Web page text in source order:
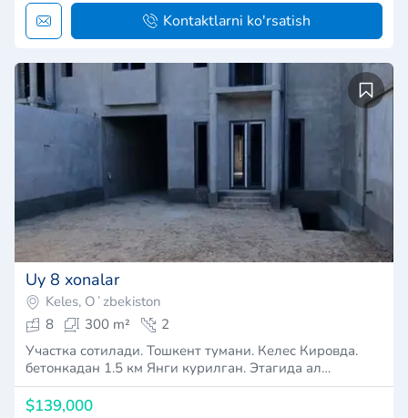
Kontaktlarni ko'rsatish
Uy 8 xonalar
Keles, Oʻzbekiston
8
300 m²
2
Участка сотилади. Тошкент тумани. Келес Кировда.
бетонкадан 1.5 км Янги курилган. Этагида ал…
$139,000